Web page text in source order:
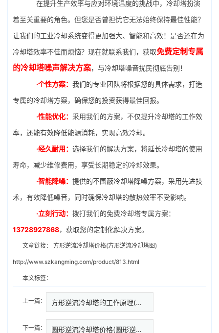
在提升生产效率与应对环境温度的挑战中，冷却塔扮演
着至关重要的角色。但您是否曾担忧它无法始终保持最佳性能？
让我们的工业冷却系统变得更加强大、智能和高效！是否还在为
冷却塔效率不佳而烦恼？现在就联系我们，获取免费定制专属
的冷却塔噪声解决方案，与冷却塔噪音扰民彻底告别！
·个性方案： 我们的专业团队将根据您的具体需求，打造
专属的冷却塔方案，确保您的投资获得最佳回报。
·性能优化： 采用我们的方案，不仅提升冷却塔的工作效
率，还能有效降低能源消耗，实现高效冷却。
·经久耐用： 选择我们的解决方案，将延长冷却塔的使用
寿命，减少维修费用，享受长期稳定的冷却效果。
·智能降噪： 提供的不围蔽冷却塔降噪方案，采用先进技
术，有效降低噪音，同时确保冷却塔的散热效率不受影响。
·立刻行动： 拨打我们的免费冷却塔专属方案：
13728927868，获取您的定制化解决方案。
文章链接： 方形逆流冷却塔价格(方形逆流冷却塔图)
http://www.szkangming.com/product/813.html
本文标签：
上一篇： 方形逆流冷却塔的工作原理(方形…
下一篇： 圆形逆流冷却塔价格(圆形逆流式